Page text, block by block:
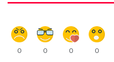
0 0 0 0